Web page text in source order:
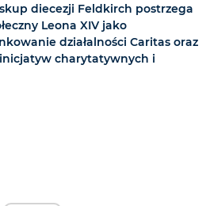
diecezji Feldkirch postrzega
Leona XIV jako
działalności Caritas oraz
charytatywnych i